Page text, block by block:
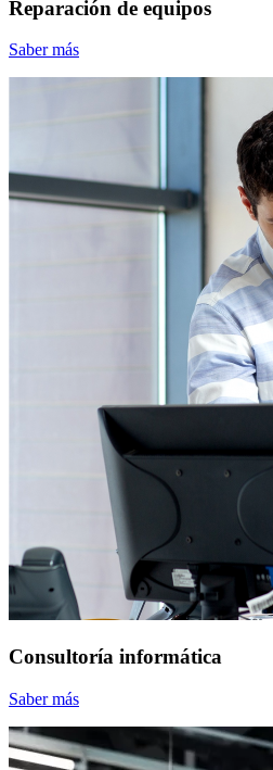
Reparación de equipos
Saber más
Consultoría informática
Saber más